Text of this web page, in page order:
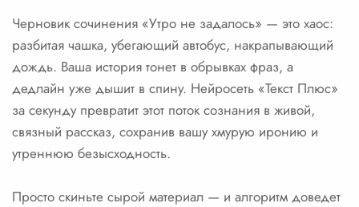
Черновик сочинения «Утро не задалось» — это хаос:
разбитая чашка, убегающий автобус, накрапывающий
дождь. Ваша история тонет в обрывках фраз, а
дедлайн уже дышит в спину. Нейросеть «Текст Плюс»
за секунду превратит этот поток сознания в живой,
связный рассказ, сохранив вашу хмурую иронию и
утреннюю безысходность.
Просто скиньте сырой материал — и алгоритм доведет